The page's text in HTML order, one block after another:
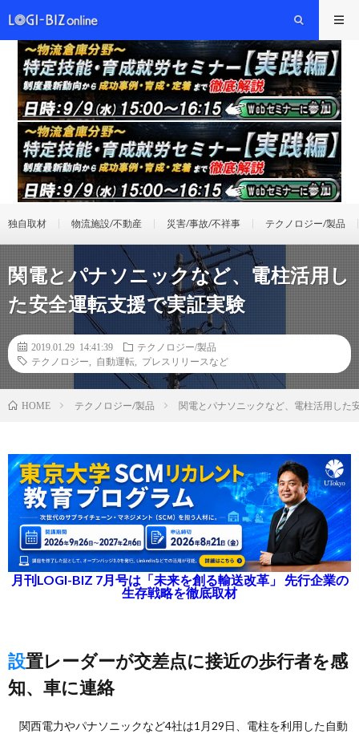
独自取材 物流施設/不動産 災害/事故/不祥事 テクノロジー/製品
関電とパナソニックなど、電柱活用し
た安全運転支援で実証実験
2019.01.29 14:41:39
テクノロジー/製品
テクノロジー
自動運転 プレスリリースなど
HOME テクノロジー/製品 関電とパナソニックなど、電柱活用した
月刊LOGI-BIZ 7月号は「未来を創る輸送改革」 先行企業の
生存戦略を徹底取材
設置レーダーが交差点に接近の歩行者を感
知、車に連絡
関西電力やパナソニックなど4社は1月29日、電柱を利用した自動